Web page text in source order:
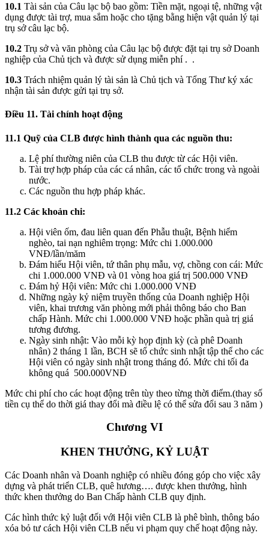
10.1 Tài sản của Câu lạc bộ bao gồm: Tiền mặt, ngoại tệ, những vật
dụng được tài trợ, mua sắm hoặc cho tặng bằng hiện vật quản lý tại
trụ sở câu lạc bộ.
10.2 Trụ sở và văn phòng của Câu lạc bộ được đặt tại trụ sở Doanh
nghiệp của Chủ tịch và được sử dụng miễn phí . .
10.3 Trách nhiệm quản lý tài sản là Chủ tịch và Tổng Thư ký xác
nhận tài sản được gửi tại trụ sở.
Điều 11. Tài chính hoạt động
11.1 Quỹ của CLB được hình thành qua các nguồn thu:
Lệ phí thường niên của CLB thu được từ các Hội viên.
Tài trợ hợp pháp của các cá nhân, các tổ chức trong và ngoài
nước.
Các nguồn thu hợp pháp khác.
11.2 Các khoản chi:
Hội viên ốm, đau liên quan đến Phẫu thuật, Bệnh hiểm
nghèo, tai nạn nghiêm trọng: Mức chi 1.000.000
VNĐ/lần/măm
Đám hiếu Hội viên, tứ thân phụ mẫu, vợ, chồng con cái: Mức
chi 1.000.000 VNĐ và 01 vòng hoa giá trị 500.000 VNĐ
Đám hỷ Hội viên: Mức chi 1.000.000 VNĐ
Những ngày kỷ niệm truyền thống của Doanh nghiệp Hội
viên, khai trương văn phòng mới phải thông báo cho Ban
chấp Hành. Mức chi 1.000.000 VNĐ hoặc phần quà trị giá
tương đương.
Ngày sinh nhật: Vào mỗi kỳ họp định kỳ (cà phê Doanh
nhân) 2 tháng 1 lần, BCH sẽ tổ chức sinh nhật tập thể cho các
Hội viên có ngày sinh nhật trong tháng đó. Mức chi tối đa
không quá 500.000VNĐ
Mức chi phí cho các hoạt động trên tùy theo từng thời điểm.(thay số
tiền cụ thể do thời giá thay đổi mà điều lệ có thể sửa đổi sau 3 năm )
Chương VI
KHEN THƯỞNG, KỶ LUẬT
Các Doanh nhân và Doanh nghiệp có nhiều đóng góp cho việc xây
dựng và phát triển CLB, quê hương…. được khen thưởng, hình
thức khen thưởng do Ban Chấp hành CLB quy định.
Các hình thức kỷ luật đối với Hội viên CLB là phê bình, thông báo
xóa bỏ tư cách Hội viên CLB nếu vi phạm quy chế hoạt động này.